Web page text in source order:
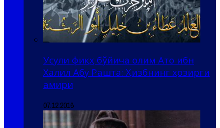
Усули фиқҳ бўйича олим Ато ибн
Халил Абу Рашта: Ҳизбнинг ҳозирги
амири
07.12.2016